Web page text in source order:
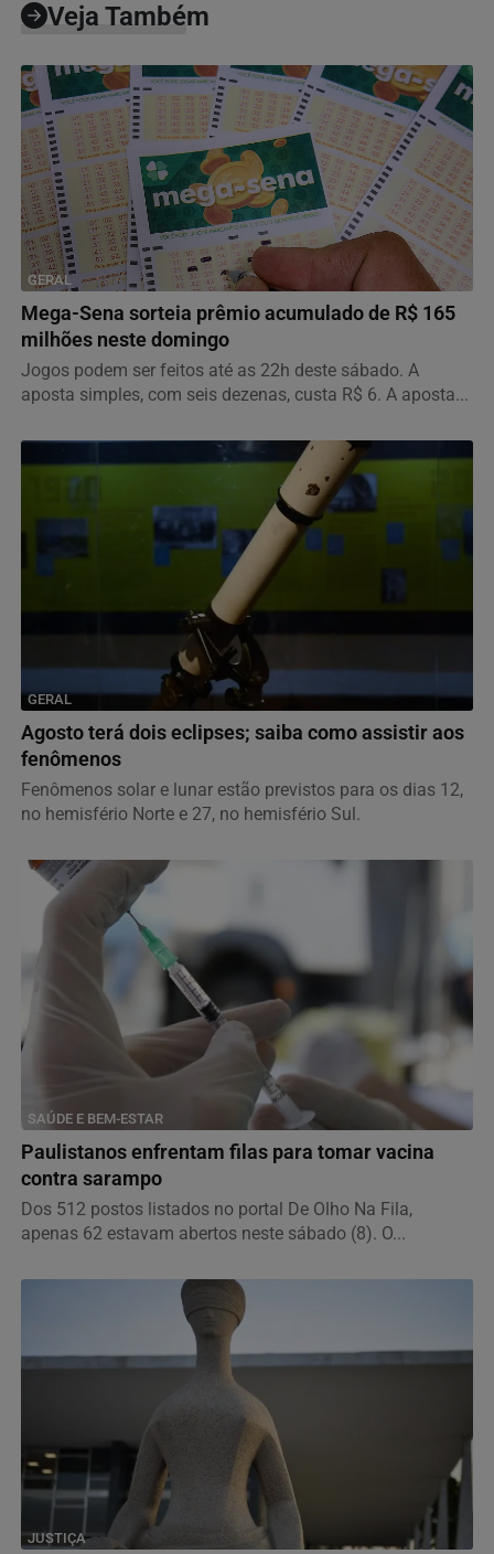
Veja Também
GERAL
Mega-Sena sorteia prêmio acumulado de R$ 165
milhões neste domingo
Jogos podem ser feitos até as 22h deste sábado. A
aposta simples, com seis dezenas, custa R$ 6. A aposta...
GERAL
Agosto terá dois eclipses; saiba como assistir aos
fenômenos
Fenômenos solar e lunar estão previstos para os dias 12,
no hemisfério Norte e 27, no hemisfério Sul.
SAÚDE E BEM-ESTAR
Paulistanos enfrentam filas para tomar vacina
contra sarampo
Dos 512 postos listados no portal De Olho Na Fila,
apenas 62 estavam abertos neste sábado (8). O...
JUSTIÇA